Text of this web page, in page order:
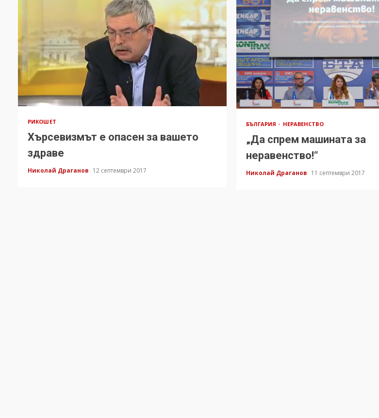
РИКОШЕТ
Хърсевизмът е опасен за вашето
здраве
Николай Драганов 12 септември 2017
БЪЛГАРИЯ НЕРАВЕНСТВО
„Да спрем машината за
неравенство!“
Николай Драганов 11 септември 2017